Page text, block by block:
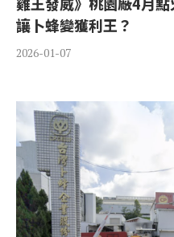
讓卜蜂變獲利王？
2026-01-07